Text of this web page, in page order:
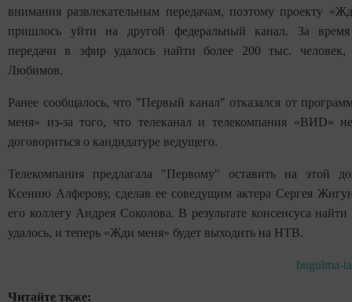
внимания развлекательным передачам, поэтому проекту
пришлось уйти на другой федеральный канал. За
передачи в эфир удалось найти более 200 тыс. человек,
Любимов.
Ранее сообщалось, что "Первый канал" отказался от
меня» из-за того, что телеканал и телекомпания «ВИD»
договориться о кандидатуре ведущего.
Телекомпания предлагала "Первому" оставить на этой
Ксению Алферову, сделав ее соведущим актера Сергея
его коллегу Андрея Соколова. В результате консенсуса
удалось, и теперь «Жди меня» будет выходить на НТВ.
bugulma-
Читайте ткже: